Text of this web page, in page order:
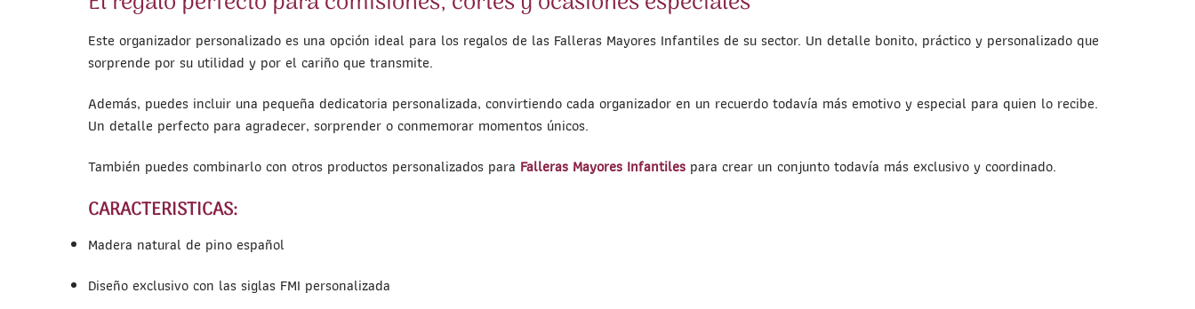
Este organizador personalizado es una opción ideal para los regalos de las Falleras Mayores Infantiles de su sector. Un detalle bonito, práctico y personalizado que
sorprende por su utilidad y por el cariño que transmite.
Además, puedes incluir una pequeña dedicatoria personalizada, convirtiendo cada organizador en un recuerdo todavía más emotivo y especial para quien lo recibe.
Un detalle perfecto para agradecer, sorprender o conmemorar momentos únicos.
También puedes combinarlo con otros productos personalizados para Falleras Mayores Infantiles para crear un conjunto todavía más exclusivo y coordinado.
CARACTERISTICAS:
Madera natural de pino español
Diseño exclusivo con las siglas FMI personalizada